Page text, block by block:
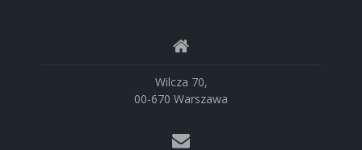
Wilcza 70,
00-670 Warszawa